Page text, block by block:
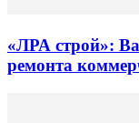
«ЛРА строй»:
ремонта